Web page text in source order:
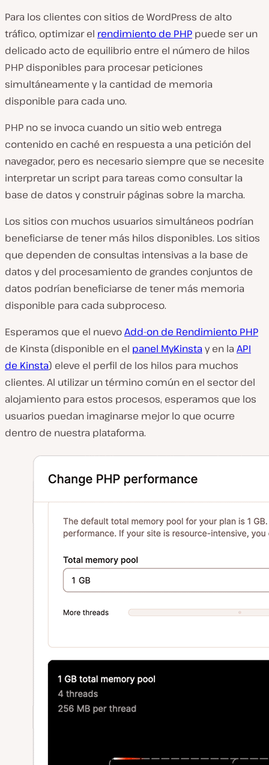
Para los clientes con sitios de WordPress de alto
tráfico, optimizar el rendimiento de PHP puede ser un
delicado acto de equilibrio entre el número de hilos
PHP disponibles para procesar peticiones
simultáneamente y la cantidad de memoria
disponible para cada uno.
PHP no se invoca cuando un sitio web entrega
contenido en caché en respuesta a una petición del
navegador, pero es necesario siempre que se necesite
interpretar un script para tareas como consultar la
base de datos y construir páginas sobre la marcha.
Los sitios con muchos usuarios simultáneos podrían
beneficiarse de tener más hilos disponibles. Los sitios
que dependen de consultas intensivas a la base de
datos y del procesamiento de grandes conjuntos de
datos podrían beneficiarse de tener más memoria
disponible para cada subproceso.
Esperamos que el nuevoAdd-on de Rendimiento PHP
de Kinsta (disponible en el panel MyKinstay en la API
de Kinsta) eleve el perfil de los hilos para muchos
clientes. Al utilizar un término común en el sector del
alojamiento para estos procesos, esperamos que los
usuarios puedan imaginarse mejor lo que ocurre
dentro de nuestra plataforma.